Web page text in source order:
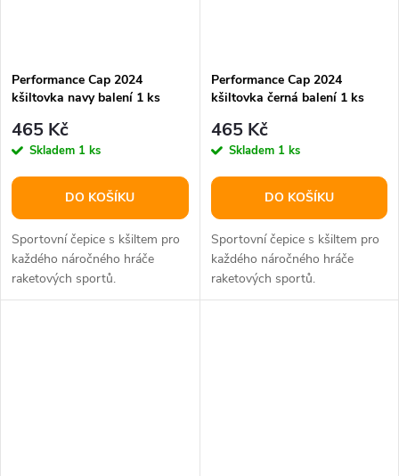
Performance Cap 2024
kšiltovka navy balení 1 ks
465 Kč
Skladem 1 ks
DO KOŠÍKU
Sportovní čepice s kšiltem pro
každého náročného hráče
raketových sportů.
Performance Cap 2024
kšiltovka černá balení 1 ks
465 Kč
Skladem 1 ks
DO KOŠÍKU
Sportovní čepice s kšiltem pro
každého náročného hráče
raketových sportů.